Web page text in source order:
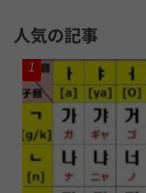
人気の記事